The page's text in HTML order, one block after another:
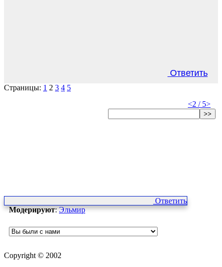
Ответить
Страницы: 1 2 3 4 5
<2 / 5>
>>
Ответить
Модерируют:Эльмир
Copyright © 2002